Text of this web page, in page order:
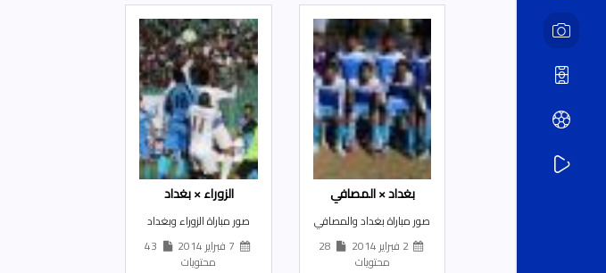
بغداد × المصافي
صور مباراة بغداد والمصافي
2 فبراير 2014
28
محتويات
الزوراء × بغداد
صور مباراة الزوراء وبغداد
7 فبراير 2014
43
محتويات